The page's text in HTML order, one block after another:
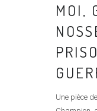
MOI,
Une pièce